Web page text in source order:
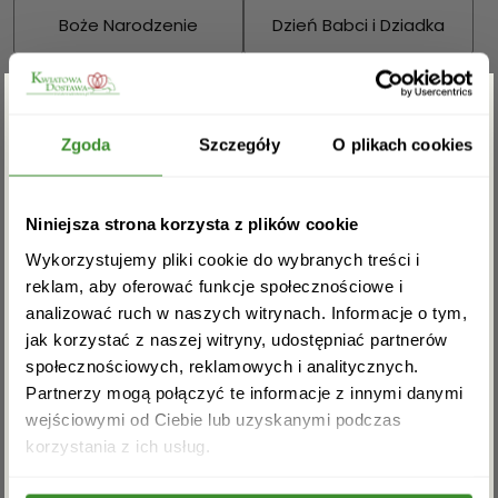
Zgoda Szczegóły O plikach cookies
Niniejsza strona korzysta z plików cookie
Wykorzystujemy pliki cookie do wybranych treści i
reklam, aby oferować funkcje społecznościowe i
analizować ruch w naszych witrynach. Informacje o tym,
jak korzystać z naszej witryny, udostępniać partnerów
społecznościowych, reklamowych i analitycznych.
Partnerzy mogą połączyć te informacje z innymi danymi
wejściowymi od Ciebie lub uzyskanymi podczas
korzystania z ich usług.
Boże Narodzenie Dzień Babci i Dziadka
Walentynki Dzień Kobiet
Wielkanoc Dzień Mamy
Sprawdź również:
Bukiety mieszane Kosze kwiatowe
Zgarnij rabat -5%
Zapisz się do newslettera i zgarnij
rabat na pierwsze zakupy!
Akceptuję regulamin i wyrażam zgodę na
przetwarzanie powyższych danych osobowych